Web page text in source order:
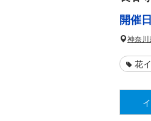
開催
神奈川
花